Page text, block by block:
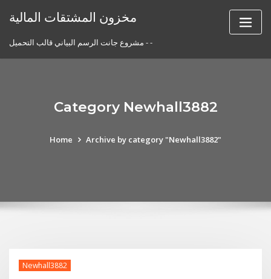
مخزون المشتقات المالية
مشروع جانت الرسم البياني قالب التحميل - -
Category Newhall3882
Home Archive by category "Newhall3882"
Newhall3882